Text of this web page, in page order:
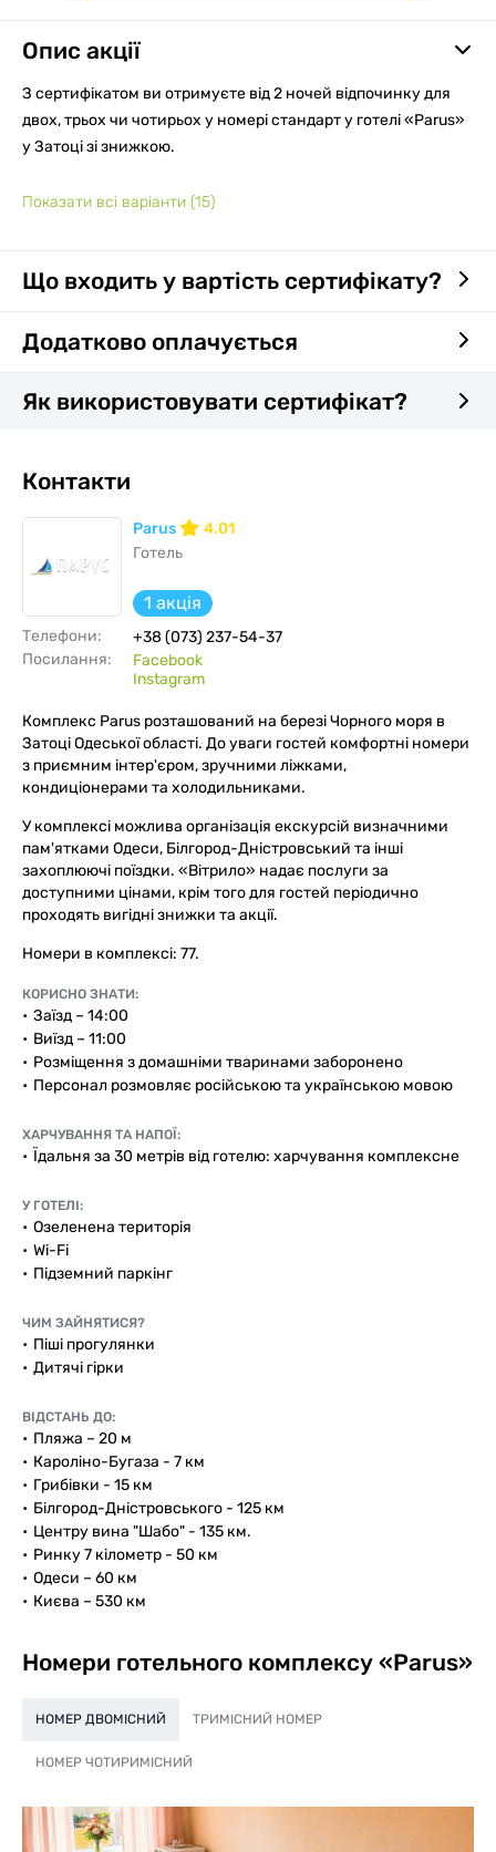
Опис акції
З сертифікатом ви отримуєте від 2 ночей відпочинку для
двох, трьох чи чотирьох у номері стандарт у готелі «Parus»
у Затоці зі знижкою.
Показати всі варіанти (15)
Що входить у вартість сертифікату?
Додатково оплачується
Як використовувати сертифікат?
Контакти
Parus
4.01
Готель
1 акція
Телефони:
+38 (073) 237-54-37
Посилання:
Facebook
Instagram
Комплекс Parus розташований на березі Чорного моря в
Затоці Одеської області. До уваги гостей комфортні номери
з приємним інтер'єром, зручними ліжками,
кондиціонерами та холодильниками.
У комплексі можлива організація екскурсій визначними
пам'ятками Одеси, Білгород-Дністровський та інші
захоплюючі поїздки. «Вітрило» надає послуги за
доступними цінами, крім того для гостей періодично
проходять вигідні знижки та акції.
Номери в комплексі: 77.
КОРИСНО ЗНАТИ:
Заїзд – 14:00
Виїзд – 11:00
Розміщення з домашніми тваринами заборонено
Персонал розмовляє російською та українською мовою
ХАРЧУВАННЯ ТА НАПОЇ:
Їдальня за 30 метрів від готелю: харчування комплексне
У ГОТЕЛІ:
Озеленена територія
Wi-Fi
Підземний паркінг
ЧИМ ЗАЙНЯТИСЯ?
Піші прогулянки
Дитячі гірки
ВІДСТАНЬ ДО:
Пляжа – 20 м
Кароліно-Бугаза - 7 км
Грибівки - 15 км
Білгород-Дністровського - 125 км
Центру вина "Шабо" - 135 км.
Ринку 7 кілометр - 50 км
Одеси – 60 км
Києва – 530 км
Номери готельного комплексу «Parus»
НОМЕР ДВОМІСНИЙ ТРИМІСНИЙ НОМЕР
НОМЕР ЧОТИРИМІСНИЙ